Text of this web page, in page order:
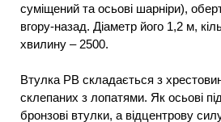
суміщений та осьові шарніри),
вгору-назад. Діаметр його 1,2 м,
хвилину – 2500.
Втулка РВ складається з
склепаних з лопатями. Як осьові
бронзові втулки, а відцентрову